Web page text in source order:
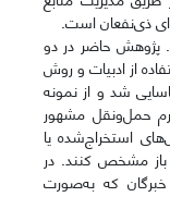
ذی‌نفعان است.
پژوهش حاضر در دو
از ادبیات و روش
شد و از نمونه
حمل‌ونقل مشهور
استخراج‌‌شده یا
باز مشخص کنند. در
که به‌صورت